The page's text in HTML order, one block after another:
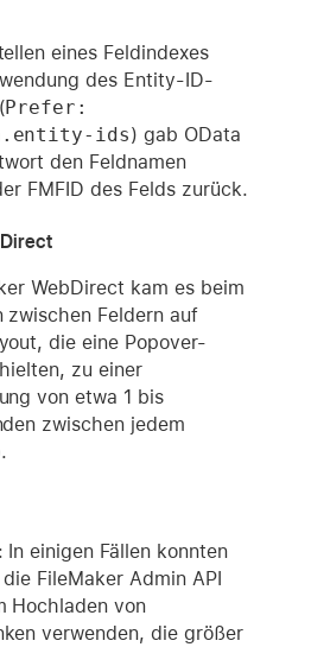
eines Feldindexes
des Entity-ID-
Prefer:
ids) gab OData
den Feldnamen
FMFID des Felds zurück.
WebDirect kam es beim
zwischen Feldern auf
die eine Popover-
zu einer
von etwa 1 bis
zwischen jedem
In einigen Fällen konnten
FileMaker Admin API
Hochladen von
verwenden, die größer